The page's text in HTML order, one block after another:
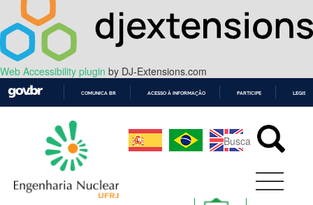
Web Accessibility plugin by DJ-Extensions.com
CONTEÚDO
COMUNICA BR ACESSO À INFORMAÇÃO PARTICIPE